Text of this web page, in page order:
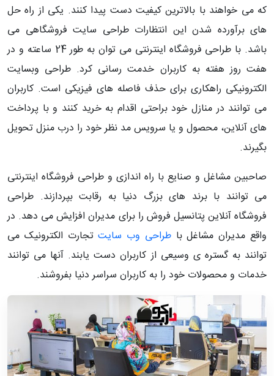
که می خواهند با بالاترین کیفیت دست پیدا کنند. یکی از راه حل
های برآورده شدن این انتظارات طراحی سایت فروشگاهی می
باشد. با طراحی فروشگاه اینترنتی می توان به طور 24 ساعته و در
هفت روز هفته به کاربران خدمت رسانی کرد. طراحی وبسایت
الکترونیکی راهکاری برای حذف فاصله های فیزیکی است. کاربران
می توانند در منازل خود براحتی اقدام به خرید کنند و با پرداخت
های آنلاین، محصول و یا سرویس مد نظر خود را درب منزل تحویل
بگیرند.
صاحبین مشاغل و صنایع با راه اندازی و طراحی فروشگاه اینترنتی
می توانند با برند های بزرگ دنیا به رقابت بپردازند. طراحی
فروشگاه آنلاین پتانسیل فروش را برای مدیران افزایش می دهد. در
واقع مدیران مشاغل باطراحی وب سایتتجارت الکترونیک می
توانند به گستره ی وسیعی از کاربران دست یابند. آنها می توانند
خدمات و محصولات خود را به کاربران سراسر دنیا بفروشند.